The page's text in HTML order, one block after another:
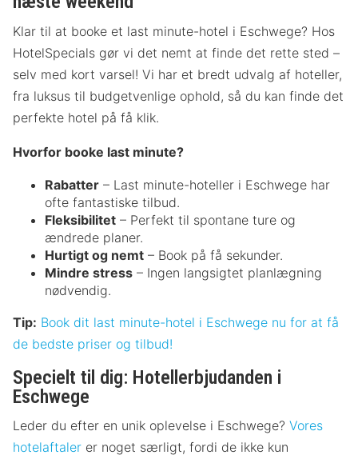
Klar til at booke et last minute-hotel i Eschwege? Hos
HotelSpecials gør vi det nemt at finde det rette sted –
selv med kort varsel! Vi har et bredt udvalg af hoteller,
fra luksus til budgetvenlige ophold, så du kan finde det
perfekte hotel på få klik.
Hvorfor booke last minute?
Rabatter – Last minute-hoteller i Eschwege har
ofte fantastiske tilbud.
Fleksibilitet – Perfekt til spontane ture og
ændrede planer.
Hurtigt og nemt – Book på få sekunder.
Mindre stress – Ingen langsigtet planlægning
nødvendig.
Tip: Book dit last minute-hotel i Eschwege nu for at få
de bedste priser og tilbud!
Specielt til dig: Hotellerbjudanden i
Eschwege
Leder du efter en unik oplevelse i Eschwege? Vores
hotelaftaler er noget særligt, fordi de ikke kun